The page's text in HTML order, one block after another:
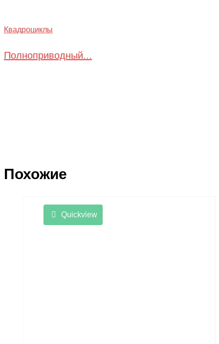
Квадроциклы
Полноприводный...
Похожие
Quickview